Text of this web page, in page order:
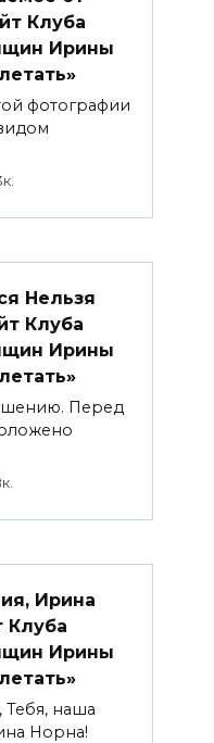
Клуба
Ирины
фотографии
Нельзя
Клуба
Ирины
Перед
Ирина
Клуба
Ирины
наша
Норна!